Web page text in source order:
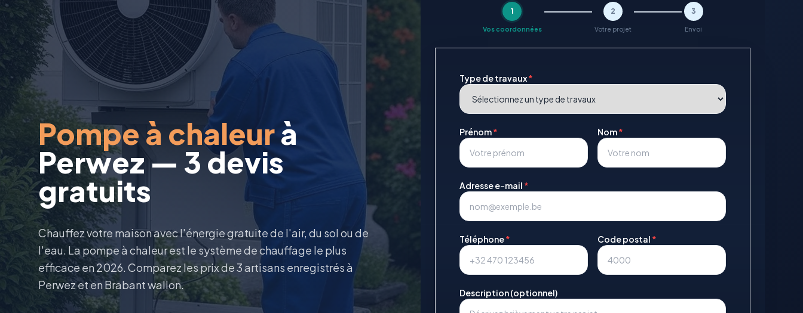
Pompe à chaleurà
Perwez — 3 devis
gratuits
Chauffez votre maison avec l'énergie gratuite de l'air, du sol ou de
l'eau. La pompe à chaleur est le système de chauffage le plus
efficace en 2026. Comparez les prix de 3 artisans enregistrés à
Perwez et en Brabant wallon.
1
Vos coordonnées
2
Votre projet
3
Envoi
Type de travaux*
Prénom* Nom*
Adresse e-mail *
Téléphone* Code postal *
Description (optionnel)